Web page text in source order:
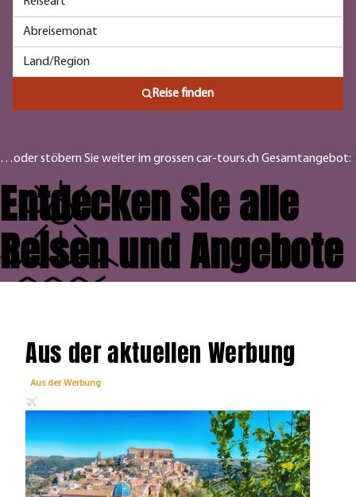
Reise finden
…oder stöbern Sie weiter im grossen car-tours.ch Gesamtangebot:
Entdecken Sie alle
Reisen und Angebote
Aus der aktuellen Werbung
Aus der Werbung